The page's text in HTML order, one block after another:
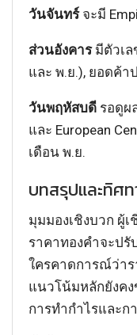
วันจันทร์จะมี
ส่วนอังคารมีตัวเล
และ พ.ย.), ยอดค้า
วันพฤหัสบดี รอดูผ
และ European
เดือน พ.ย.
บทสรุปและทิศ
มุมมองเชิงบวก ผู้
ราคาทองคำจะป
ใครคาดการณ์ว่า
แนวโน้มหลักยังค
การทำกำไรและก